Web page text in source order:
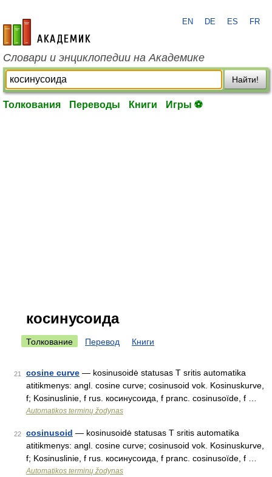
academic.ru
EN DE ES FR
Словари и энциклопедии на Академике
Найти!
Толкования Переводы Книги Игры ⚽
косинусоида
Толкование Перевод Книги
21 cosine curve — kosinusoidė statusas T sritis automatika
atitikmenys: angl. cosine curve; cosinusoid vok. Kosinuskurve,
f; Kosinuslinie, f rus. косинусоида, f pranc. cosinusoïde, f …
Automatikos terminų žodynas
22 cosinusoid — kosinusoidė statusas T sritis automatika
atitikmenys: angl. cosine curve; cosinusoid vok. Kosinuskurve,
f; Kosinuslinie, f rus. косинусоида, f pranc. cosinusoïde, f …
Automatikos terminų žodynas